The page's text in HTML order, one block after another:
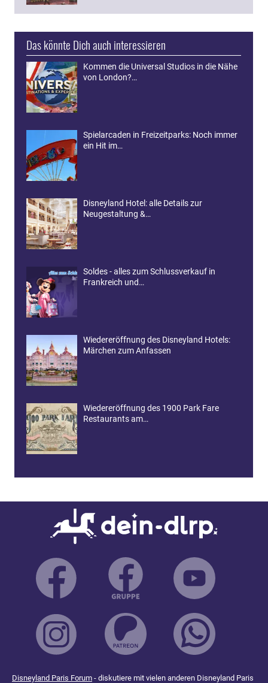
Das könnte Dich auch interessieren
Kommen die Universal Studios in die Nähe
von London?…
Spielarcaden in Freizeitparks: Noch immer
ein Hit im…
Disneyland Hotel: alle Details zur
Neugestaltung &…
Soldes - alles zum Schlussverkauf in
Frankreich und…
Wiedereröffnung des Disneyland Hotels:
Märchen zum Anfassen
Wiedereröffnung des 1900 Park Fare
Restaurants am…
Disneyland Paris Forum - diskutiere mit vielen anderen Disneyland Paris